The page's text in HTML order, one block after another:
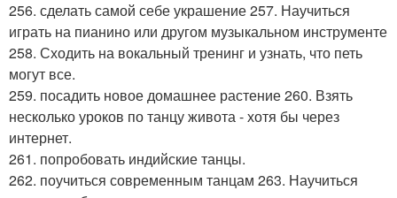
256. сделать самой себе украшение 257. Научиться
играть на пианино или другом музыкальном инструменте
258. Сходить на вокальный тренинг и узнать, что петь
могут все.
259. посадить новое домашнее растение 260. Взять
несколько уроков по танцу живота - хотя бы через
интернет.
261. попробовать индийские танцы.
262. поучиться современным танцам 263. Научиться